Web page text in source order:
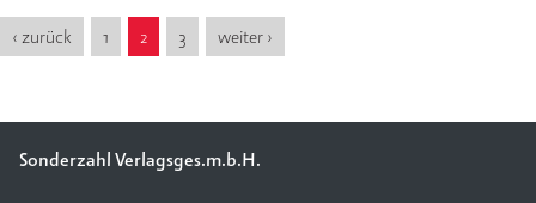
‹ zurück 1 2 3 weiter ›
Sonderzahl Verlagsges.m.b.H.